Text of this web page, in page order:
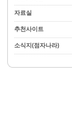
자료실
추천사이트
소식지(점자나라)